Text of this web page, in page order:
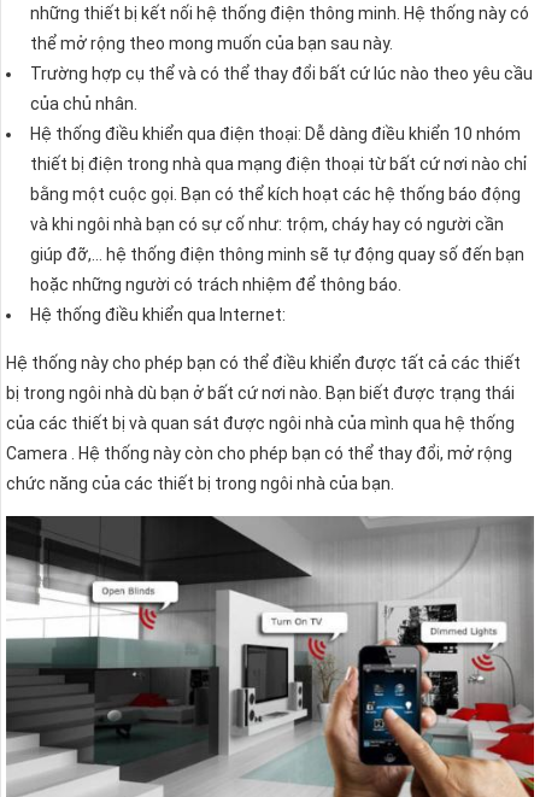
những thiết bị kết nối hệ thống điện thông minh. Hệ thống này có
thể mở rộng theo mong muốn của bạn sau này.
Trường hợp cụ thể và có thể thay đổi bất cứ lúc nào theo yêu cầu
của chủ nhân.
Hệ thống điều khiển qua điện thoại: Dễ dàng điều khiển 10 nhóm
thiết bị điện trong nhà qua mạng điện thoại từ bất cứ nơi nào chỉ
bằng một cuộc gọi. Bạn có thể kích hoạt các hệ thống báo động
và khi ngôi nhà bạn có sự cố như: trộm, cháy hay có người cần
giúp đỡ,… hệ thống điện thông minh sẽ tự động quay số đến bạn
hoặc những người có trách nhiệm để thông báo.
Hệ thống điều khiển qua Internet:
Hệ thống này cho phép bạn có thể điều khiển được tất cả các thiết
bị trong ngôi nhà dù bạn ở bất cứ nơi nào. Bạn biết được trạng thái
của các thiết bị và quan sát được ngôi nhà của mình qua hệ thống
Camera . Hệ thống này còn cho phép bạn có thể thay đổi, mở rộng
chức năng của các thiết bị trong ngôi nhà của bạn.